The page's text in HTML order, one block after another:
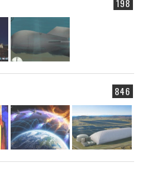
198
846